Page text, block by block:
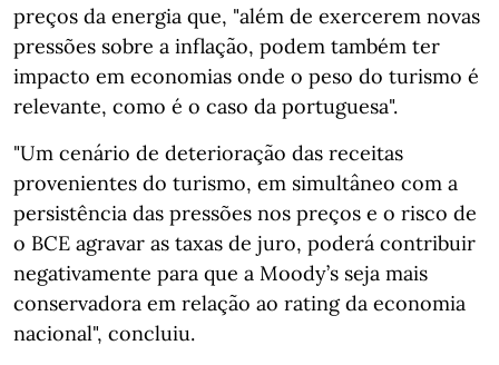
preços da energia que, "além de exercerem novas
pressões sobre a inflação, podem também ter
impacto em economias onde o peso do turismo é
relevante, como é o caso da portuguesa".
"Um cenário de deterioração das receitas
provenientes do turismo, em simultâneo com a
persistência das pressões nos preços e o risco de
o BCE agravar as taxas de juro, poderá contribuir
negativamente para que a Moody’s seja mais
conservadora em relação ao rating da economia
nacional", concluiu.